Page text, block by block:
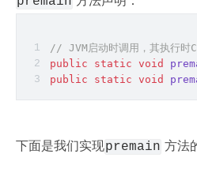
// JVM启动时调用，其执行时
public
static void
public
static void
下面是我们实现premain 方法